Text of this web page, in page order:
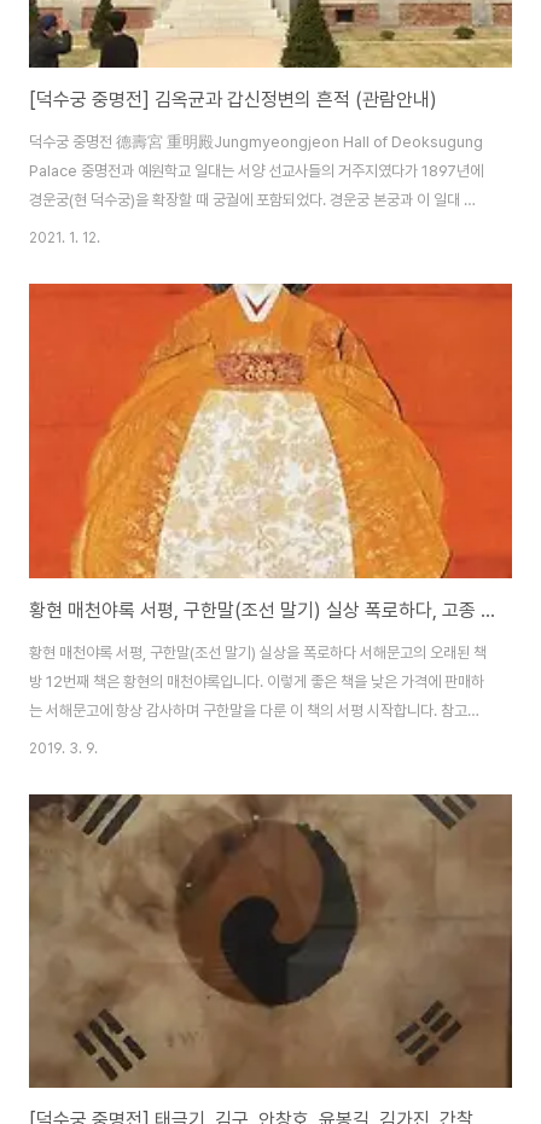
[덕수궁 중명전] 김옥균과 갑신정변의 흔적 (관람안내)
덕수궁 중명전 德壽宮 重明殿Jungmyeongjeon Hall of Deoksugung
Palace 중명전과 예원학교 일대는 서양 선교사들의 거주지였다가 1897년에
경운궁(현 덕수궁)을 확장할 때 궁궐에 포함되었다. 경운궁 본궁과 이 일대 사
이에 이미 미국 공사관이 자리를 잡고 있어서 별궁처럼 사용되었다. 중명전은
1901년 화재 이후 지금과 같은 2층 건물로 재건되었다. 중명전 외에도 환벽정,
만희당을 비롯한 10여 채의 전각들이 있었으나, 1920년대 이후 중명전 이외
의 건물은 없어졌다. 중명전은 고종이 1904년 경운궁 화재 이후 1907년 강제
퇴위 될 때까지 머물렀던 곳으로, 1905년 을사늑약을 체결한 비운의 장소이
2021. 1. 12.
황현 매천야록 서평, 구한말(조선 말기) 실상 폭로하다, 고종 민비
황현 매천야록 서평, 구한말(조선 말기) 실상을 폭로하다 서해문고의 오래된 책
방 12번째 책은 황현의 매천야록입니다. 이렇게 좋은 책을 낮은 가격에 판매하
는 서해문고에 항상 감사하며 구한말을 다룬 이 책의 서평 시작합니다. 참고로
황현은 조선 말기 신문과 여러 소문들을 접하고 믿을만한 정보만으로 매천야록
시 중 네 번째 구절鳥獸哀鳴海岳嚬 槿花世界已沈淪秋燈掩卷懷千古
難作人間識字人 새 짐승도 슬피 울고 강산도 찡그리네.무궁화 온 세상이 이
젠 망해 버렸어라. 가을 등불 아래 책 덮고 지난날 생각하니,인간 세상에 글 아
는 사람 노릇 하기 어렵기만 하구나 시대를 기록하는 데 필요한 문자와 그 문자
를 아는 어느 누군가가 있다. 이 시대에..
2019. 3. 9.